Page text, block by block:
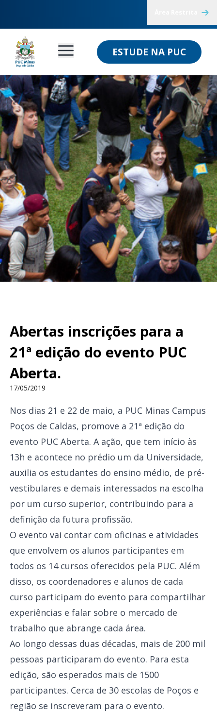
ESTUDE NA PUC
Abertas inscrições para a
21ª edição do evento PUC
Aberta.
17/05/2019
Nos dias 21 e 22 de maio, a PUC Minas Campus
Poços de Caldas, promove a 21ª edição do
evento PUC Aberta. A ação, que tem início às
13h e acontece no prédio um da Universidade,
auxilia os estudantes do ensino médio, de pré-
vestibulares e demais interessados na escolha
por um curso superior, contribuindo para a
definição da futura profissão.
O evento vai contar com oficinas e atividades
que envolvem os alunos participantes em
todos os 14 cursos oferecidos pela PUC. Além
disso, os coordenadores e alunos de cada
curso participam do evento para compartilhar
experiências e falar sobre o mercado de
trabalho que abrange cada área.
Ao longo dessas duas décadas, mais de 200 mil
pessoas participaram do evento. Para esta
edição, são esperados mais de 1500
participantes. Cerca de 30 escolas de Poços e
região se inscreveram para o evento.